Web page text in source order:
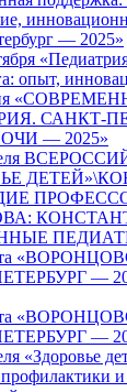
— 2025»
опыт,
САНКТ-
— 2025»
—
—
«Здоровье
профилактики